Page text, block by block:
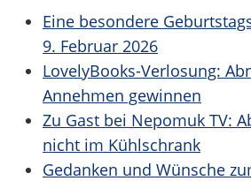
Eine besondere
9. Februar 2026
LovelyBooks-Verlosung:
Annehmen gewinnen
Zu Gast bei Nepomuk TV:
nicht im Kühlschrank
Gedanken und Wünsche